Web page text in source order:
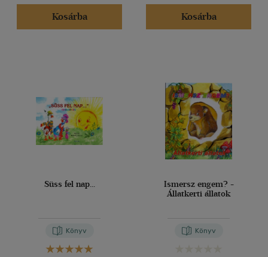
Kosárba
Kosárba
Süss fel nap...
Könyv
Ismersz engem? -
Állatkerti állatok
Könyv